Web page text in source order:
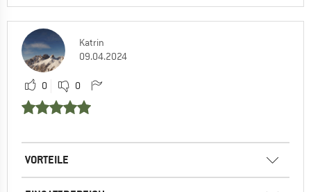
Katrin
09.04.2024
0 0
VORTEILE